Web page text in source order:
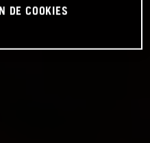
DE COOKIES